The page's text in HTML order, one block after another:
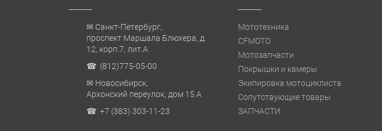
✉ Санкт-Петербург,
проспект Маршала Блюхера, д.
12, корп.7, лит.А
☎ (812)775-05-00
✉ Новосибирск,
Архонский переулок, дом 15 А
☎ +7 (383) 303-11-23
Мототехника
CFMOTO
Мотозапчасти
Покрышки и камеры
Экипировка мотоциклиста
Сопутствующие товары
ЗАПЧАСТИ